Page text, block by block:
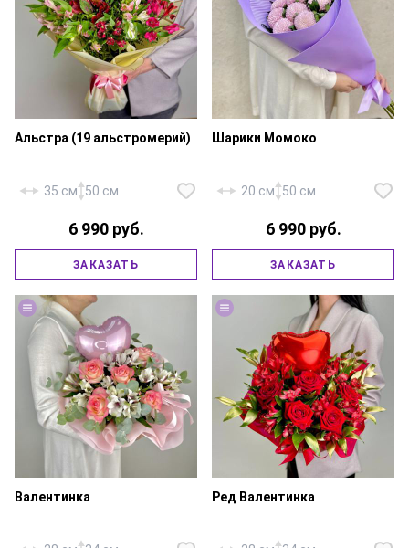
Альстромерия микс — 19 шт.,
писташ, фирменная упаковка,
Альстра (19 альстромерий)
35 см 50 см
6 990 руб.
ЗАКАЗАТЬ
Хризантема одноголовая
«Момоко» — 9 шт., фирменная
Шарики Момоко
20 см 50 см
6 990 руб.
ЗАКАЗАТЬ
Валентинка Ред Валентинка